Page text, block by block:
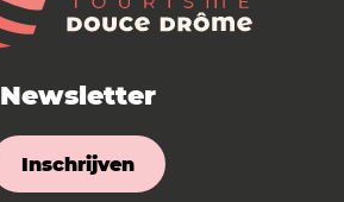
Newsletter
Inschrijven